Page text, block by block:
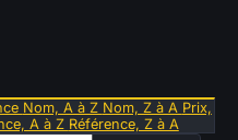
Nom, A à Z Nom, Z à A Prix,
A à Z Référence, Z à A